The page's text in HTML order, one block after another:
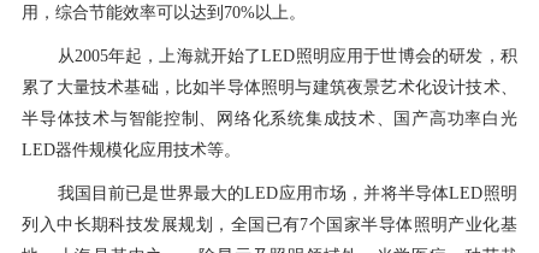
用，综合节能效率可以达到70%以上。
从2005年起，上海就开始了LED照明应用于世博会的研发，积
累了大量技术基础，比如半导体照明与建筑夜景艺术化设计技术、
半导体技术与智能控制、网络化系统集成技术、国产高功率白光
LED器件规模化应用技术等。
我国目前已是世界最大的LED应用市场，并将半导体LED照明
列入中长期科技发展规划，全国已有7个国家半导体照明产业化基